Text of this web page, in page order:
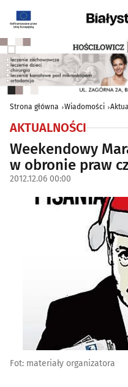
Strona główna Wiadomości
AKTUALNOŚCI
Weekendowy
w obronie praw
2012.12.06 00:00
Fot: materiały organizatora